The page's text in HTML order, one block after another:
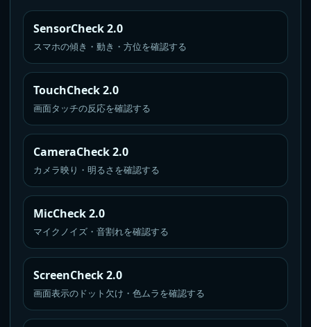
SensorCheck 2.0
スマホの傾き・動き・方位を確認する
TouchCheck 2.0
画面タッチの反応を確認する
CameraCheck 2.0
カメラ映り・明るさを確認する
MicCheck 2.0
マイクノイズ・音割れを確認する
ScreenCheck 2.0
画面表示のドット欠け・色ムラを確認する